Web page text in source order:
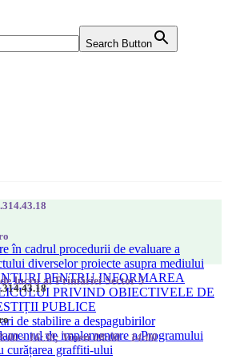
Search Button
în cadrul procedurii de evaluare a
diverselor proiecte asupra mediului
PENTRU INFORMAREA
PRIVIND OBIECTIVELE DE
PUBLICE
de stabilire a despagubirilor
de implementare a Programului
curățarea graffiti-ului
lucru al Primăriei Sector 5
- 16:30; Vineri 08:00 - 14:00